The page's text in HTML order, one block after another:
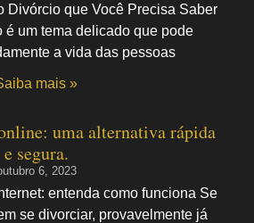
Divórcio que Você Precisa Saber
é um tema delicado que pode
a vida das pessoas
mais »
uma alternativa rápida
e segura.
6, 2023
entenda como funciona Se
se divorciar, provavelmente já